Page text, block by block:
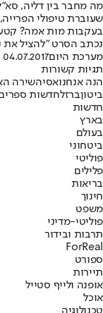
מה מחבר בין דליה,
שעוברת טיפולי
בעקבות מות אמה?
נכתב הסרט "להציל את
מערכת היום04.07.2017
תגיות קשורות
הנה אנחנואסיהשירה
ביטוןברזלחדשות
חדשות
בארץ
בעולם
ביטחוני
פוליטי
פלילים
בריאות
חינוך
משפט
פוליטי-מדיני
תרבות ובידור
ForReal
ספורט
תיירות
אופנה ולייף סטייל
אוכל